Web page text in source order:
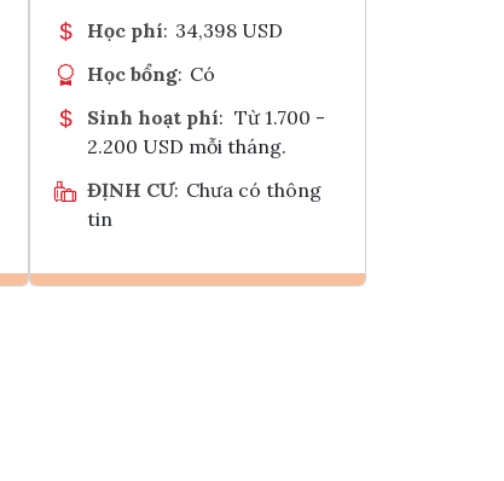
Học phí: 34,398 USD
Học bổng: Có
Sinh hoạt phí: Từ 1.700 -
2.200 USD mỗi tháng.
ĐỊNH CƯ: Chưa có thông
tin